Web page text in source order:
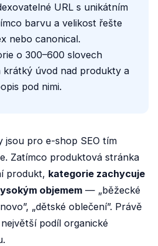
URL s unikátním
barvu a velikost řešte
nebo canonical.
o 300–600 slovech
krátký úvod nad produkty a
pod nimi.
jsou pro e-shop SEO tím
Zatímco produktová stránka
produkt, kategorie zachycuje
objemem — „běžecké
„dětské oblečení”. Právě
podíl organické